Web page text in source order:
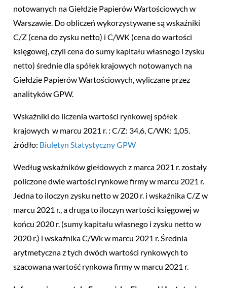
notowanych na Giełdzie Papierów Wartościowych w
Warszawie. Do obliczeń wykorzystywane są wskaźniki
C/Z (cena do zysku netto) i C/WK (cena do wartości
księgowej, czyli cena do sumy kapitału własnego i zysku
netto) średnie dla spółek krajowych notowanych na
Giełdzie Papierów Wartościowych, wyliczane przez
analityków GPW.
Wskaźniki do liczenia wartości rynkowej spółek
krajowych w marcu 2021 r. : C/Z: 34,6, C/WK: 1,05.
źródło: Biuletyn Statystyczny GPW
Według wskaźników giełdowych z marca 2021 r. zostały
policzone dwie wartości rynkowe firmy w marcu 2021 r.
Jedna to iloczyn zysku netto w 2020 r. i wskaźnika C/Z w
marcu 2021 r., a druga to iloczyn wartości księgowej w
końcu 2020 r. (sumy kapitału własnego i zysku netto w
2020 r.) i wskaźnika C/Wk w marcu 2021 r. Średnia
arytmetyczna z tych dwóch wartości rynkowych to
szacowana wartość rynkowa firmy w marcu 2021 r.